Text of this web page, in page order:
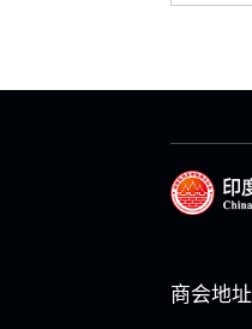
商会地址